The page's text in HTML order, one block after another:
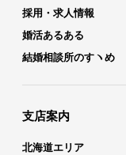
採用・求人情報
婚活あるある
結婚相談所のすヽめ
支店案内
北海道エリア